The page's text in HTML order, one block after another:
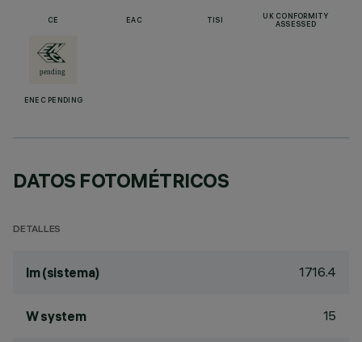
CE EAC TISI
UK CONFORMITY
ASSESSED
ENEC PENDING
DATOS FOTOMÉTRICOS
DETALLES
lm (sistema) 1716.4
W system 15